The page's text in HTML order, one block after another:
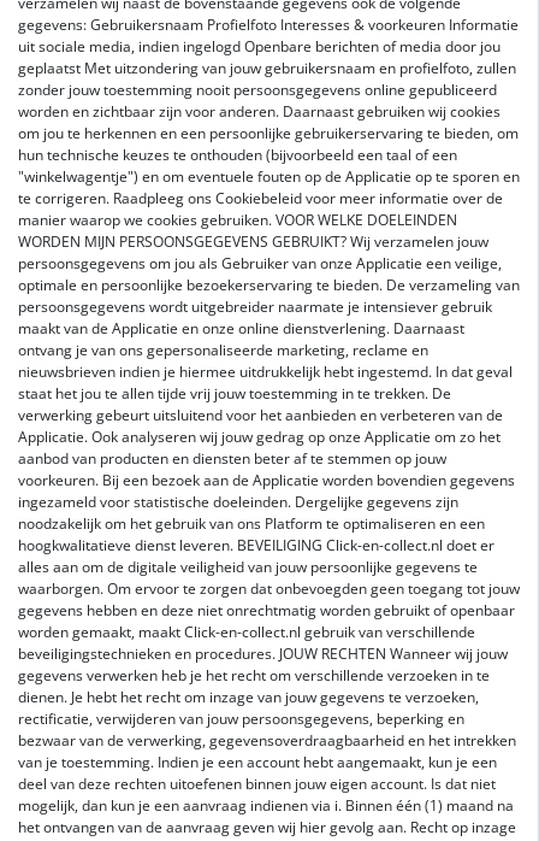
gegevens: Gebruikersnaam Profielfoto Interesses & voorkeuren Informatie
uit sociale media, indien ingelogd Openbare berichten of media door jou
geplaatst Met uitzondering van jouw gebruikersnaam en profielfoto, zullen
zonder jouw toestemming nooit persoonsgegevens online gepubliceerd
worden en zichtbaar zijn voor anderen. Daarnaast gebruiken wij cookies
om jou te herkennen en een persoonlijke gebruikerservaring te bieden, om
hun technische keuzes te onthouden (bijvoorbeeld een taal of een
"winkelwagentje") en om eventuele fouten op de Applicatie op te sporen en
te corrigeren. Raadpleeg ons Cookiebeleid voor meer informatie over de
manier waarop we cookies gebruiken. VOOR WELKE DOELEINDEN
WORDEN MIJN PERSOONSGEGEVENS GEBRUIKT? Wij verzamelen jouw
persoonsgegevens om jou als Gebruiker van onze Applicatie een veilige,
optimale en persoonlijke bezoekerservaring te bieden. De verzameling van
persoonsgegevens wordt uitgebreider naarmate je intensiever gebruik
maakt van de Applicatie en onze online dienstverlening. Daarnaast
ontvang je van ons gepersonaliseerde marketing, reclame en
nieuwsbrieven indien je hiermee uitdrukkelijk hebt ingestemd. In dat geval
staat het jou te allen tijde vrij jouw toestemming in te trekken. De
verwerking gebeurt uitsluitend voor het aanbieden en verbeteren van de
Applicatie. Ook analyseren wij jouw gedrag op onze Applicatie om zo het
aanbod van producten en diensten beter af te stemmen op jouw
voorkeuren. Bij een bezoek aan de Applicatie worden bovendien gegevens
ingezameld voor statistische doeleinden. Dergelijke gegevens zijn
noodzakelijk om het gebruik van ons Platform te optimaliseren en een
hoogkwalitatieve dienst leveren. BEVEILIGING Click-en-collect.nl doet er
alles aan om de digitale veiligheid van jouw persoonlijke gegevens te
waarborgen. Om ervoor te zorgen dat onbevoegden geen toegang tot jouw
gegevens hebben en deze niet onrechtmatig worden gebruikt of openbaar
worden gemaakt, maakt Click-en-collect.nl gebruik van verschillende
beveiligingstechnieken en procedures. JOUW RECHTEN Wanneer wij jouw
gegevens verwerken heb je het recht om verschillende verzoeken in te
dienen. Je hebt het recht om inzage van jouw gegevens te verzoeken,
rectificatie, verwijderen van jouw persoonsgegevens, beperking en
bezwaar van de verwerking, gegevensoverdraagbaarheid en het intrekken
van je toestemming. Indien je een account hebt aangemaakt, kun je een
deel van deze rechten uitoefenen binnen jouw eigen account. Is dat niet
mogelijk, dan kun je een aanvraag indienen via i. Binnen één (1) maand na
het ontvangen van de aanvraag geven wij hier gevolg aan. Recht op inzage